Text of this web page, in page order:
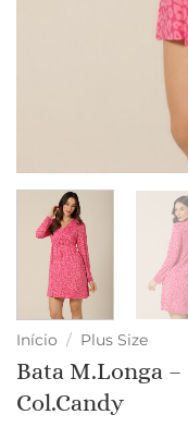
Início / Plus Size
Bata M.Longa
Col.Candy